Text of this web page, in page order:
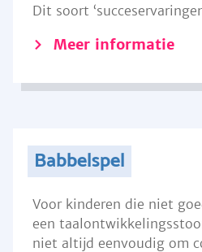
Dit soort
Meer informatie
Babbelspel
Voor kinderen die niet
een
niet altijd eenvoudig om